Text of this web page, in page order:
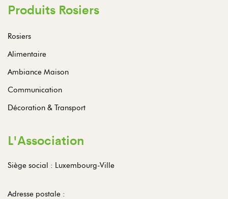
Produits Rosiers
Rosiers
Alimentaire
Ambiance Maison
Communication
Décoration & Transport
L'Association
Siège social : Luxembourg-Ville
Adresse postale :